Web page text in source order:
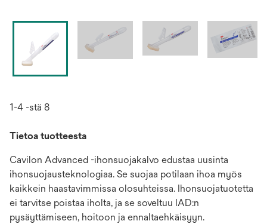
1-4 -stä 8
Tietoa tuotteesta
Cavilon Advanced -ihonsuojakalvo edustaa uusinta
ihonsuojausteknologiaa. Se suojaa potilaan ihoa myös
kaikkein haastavimmissa olosuhteissa. Ihonsuojatuotetta
ei tarvitse poistaa iholta, ja se soveltuu IAD:n
pysäyttämiseen, hoitoon ja ennaltaehkäisyyn.